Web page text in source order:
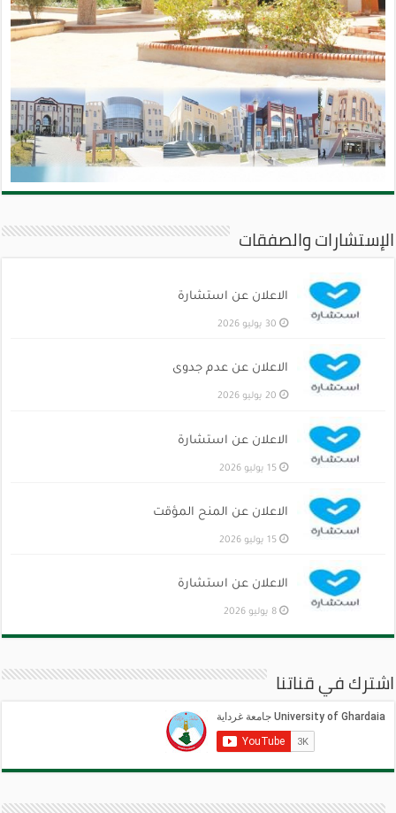
الإستشارات والصفقات
الاعلان عن استشارة
30 يوليو 2026
الاعلان عن عدم جدوى
20 يوليو 2026
الاعلان عن استشارة
15 يوليو 2026
الاعلان عن المنح المؤقت
15 يوليو 2026
الاعلان عن استشارة
8 يوليو 2026
اشترك في قناتنا